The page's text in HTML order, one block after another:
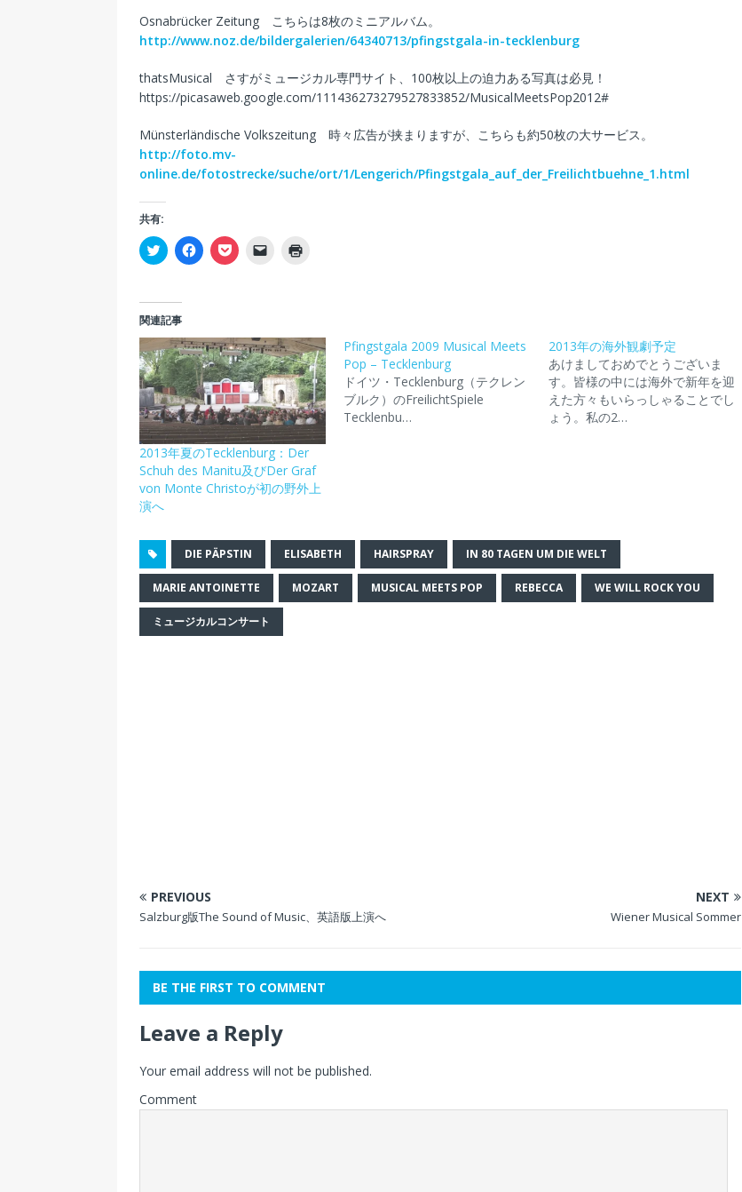
Osnabrücker Zeitung こちらは8枚のミニアルバム。
http://www.noz.de/bildergalerien/64340713/pfingstgala-in-tecklenburg
thatsMusical さすがミュージカル専門サイト、100枚以上の迫力ある写真は必見！
https://picasaweb.google.com/111436273279527833852/MusicalMeetsPop2012#
Münsterländische Volkszeitung 時々広告が挟まりますが、こちらも約50枚の大サービス。
http://foto.mv-
online.de/fotostrecke/suche/ort/1/Lengerich/Pfingstgala_auf_der_Freilichtbuehne_1.html
共有:
ク
リ
て
T
w
i
t
t
e
r
で
共
有
(
新
し
い
ウ
ィ
ド
で
ま
す
)
F
a
で
共
有
す
る
に
は
ク
リ
ッ
ク
し
て
く
(
新
し
い
ウ
ィ
ン
ド
ウ
で
ク
リ
c
k
e
t
で
シ
ェ
ア
(
新
し
い
ウ
ィ
で
開
き
ま
す
)
に
メ
ー
ル
で
リ
ン
ク
を
送
信
(
新
し
ン
で
ま
(
新
し
い
ウ
ィ
ン
ド
ウ
で
開
き
ま
す
関連記事
2013年夏のTecklenburg：Der
Schuh des Manitu及びDer Graf
von Monte Christoが初の野外上
演へ
Pfingstgala 2009 Musical Meets
Pop – Tecklenburg
ドイツ・Tecklenburg（テクレン
ブルク）のFreilichtSpiele
Tecklenbu…
2013年の海外観劇予定
あけましておめでとうございま
す。皆様の中には海外で新年を迎
えた方々もいらっしゃることでし
ょう。私の2…
DIE PÄPSTIN ELISABETH HAIRSPRAY IN 80 TAGEN UM DIE WELT
MARIE ANTOINETTE MOZART MUSICAL MEETS POP REBECCA WE WILL ROCK YOU
ミュージカルコンサート
PREVIOUS
Salzburg版The Sound of Music、英語版上演へ
NEXT
Wiener Musical Sommer
BE THE FIRST TO COMMENT
Leave a Reply
Your email address will not be published.
Comment